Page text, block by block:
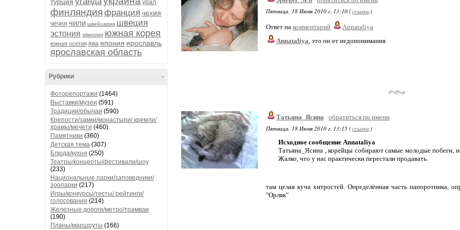
урал
финляндия франция чехия
чечня чили швейцария швеция
эстония эфиопия южная корея
южная осетия ява япония ярославль
ярославская область
-
Рубрики
Фоторепортажи (1464)
Выставки/музеи (591)
Традиции/обычаи (590)
Крепости/замки/монастыри/ кремли/
храмы/мечети (460)
Памятники (360)
Детская тема (307)
Блюда/кухня (250)
Театры/концерты/фестивали/шоу
(233)
Национальные парки/заповедники/
зоопарки (217)
Игры/конкурсы/тесты/ рейтинги/
голосования (214)
Железные дороги/метро/трамваи
(190)
Планы/маршруты (166)
Пятница, 18 Июня 2010 г. 13:10 (ссылка )
Ответ на комментарий
Annataliya
Annataliya, это он от недопонимания
Татьяна_Ясина
обратиться по имени
Пятница, 18 Июня 2010 г. 13:15 (ссылка )
Исходное сообщение Annataliya
Татьяна_Ясина , корейцы собирают самые молодые побеги,
Жалко, что у нас практически перестали продавать.
там целая куча хитростей. Определённая часть папоротника,
"Орляк"